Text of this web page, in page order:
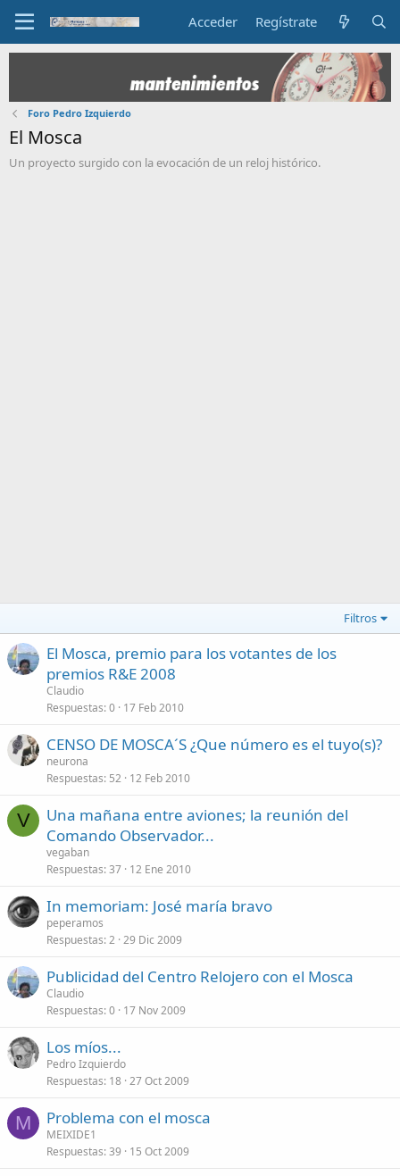
Acceder Regístrate
Foro Pedro Izquierdo
El Mosca
Un proyecto surgido con la evocación de un reloj histórico.
Filtros
El Mosca, premio para los votantes de los
premios R&E 2008
Claudio
Respuestas 0 17 Feb 2010
CENSO DE MOSCA´S ¿Que número es el tuyo(s)?
neurona
Respuestas 52 12 Feb 2010
V
Una mañana entre aviones; la reunión del
Comando Observador...
vegaban
Respuestas 37 12 Ene 2010
In memoriam: José maría bravo
peperamos
Respuestas 2 29 Dic 2009
Publicidad del Centro Relojero con el Mosca
Claudio
Respuestas 0 17 Nov 2009
Los míos...
Pedro Izquierdo
Respuestas 18 27 Oct 2009
M Problema con el mosca
MEIXIDE1
Respuestas 39 15 Oct 2009